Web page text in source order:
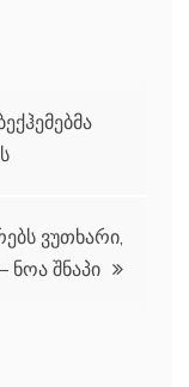
ვუთხარი,
ნოა შნაპი